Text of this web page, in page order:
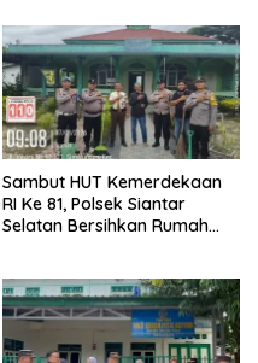
Sambut HUT Kemerdekaan
RI Ke 81, Polsek Siantar
Selatan Bersihkan Rumah